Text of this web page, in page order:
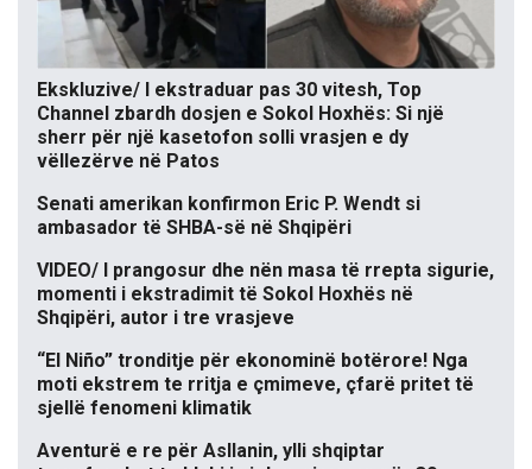
Ekskluzive/ I ekstraduar pas 30 vitesh, Top
Channel zbardh dosjen e Sokol Hoxhës: Si një
sherr për një kasetofon solli vrasjen e dy
vëllezërve në Patos
Senati amerikan konfirmon Eric P. Wendt si
ambasador të SHBA-së në Shqipëri
VIDEO/ I prangosur dhe nën masa të rrepta sigurie,
momenti i ekstradimit të Sokol Hoxhës në
Shqipëri, autor i tre vrasjeve
“El Niño” tronditje për ekonominë botërore! Nga
moti ekstrem te rritja e çmimeve, çfarë pritet të
sjellë fenomeni klimatik
Aventurë e re për Asllanin, ylli shqiptar